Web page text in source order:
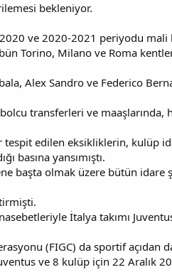
bekleniyor.
2020 ve 2020-2021 periyodu mali
Torino, Milano ve Roma
Alex Sandro ve Federico
transferleri ve maaşlarında,
tespit edilen eksikliklerin, kulüp
basına yansımıştı.
başta olmak üzere bütün idare
İtalya takımı
(FIGC) da sportif açıdan
ve 8 kulüp için 22 Aralık